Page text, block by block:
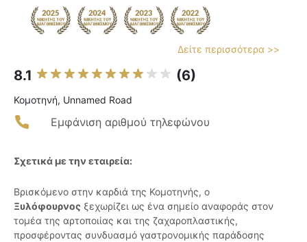
Δείτε περισσότερα >>
8.1 (6)
Κομοτηνή, Unnamed Road
Εμφάνιση αριθμού τηλεφώνου
Σχετικά με την εταιρεία:
Βρισκόμενο στην καρδιά της Κομοτηνής, ο
Ξυλόφουρνος ξεχωρίζει ως ένα σημείο αναφοράς στον
τομέα της αρτοποιίας και της ζαχαροπλαστικής,
προσφέροντας συνδυασμό γαστρονομικής παράδοσης